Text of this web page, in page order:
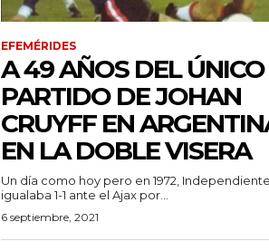
EFEMÉRIDES
A 49 AÑOS DEL ÚNICO
PARTIDO DE JOHAN
CRUYFF EN
EN LA DOBLE VISERA
Un día como hoy pero en 1972, Independiente
igualaba 1-1 ante el Ajax por...
6 septiembre, 2021